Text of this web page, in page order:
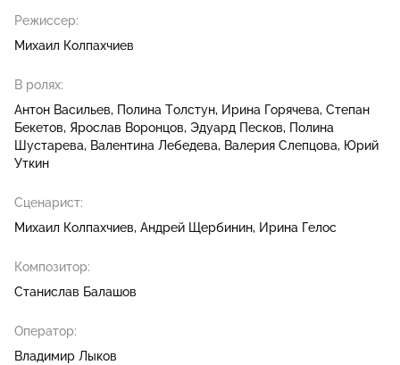
Режиссер:
Михаил Колпахчиев
В ролях:
Антон Васильев
Полина Толстун Ирина Горячева Степан
Бекетов Ярослав Воронцов Эдуард Песков
Полина
Шустарева Валентина Лебедева Валерия Слепцова Юрий
Уткин
Сценарист:
Михаил Колпахчиев Андрей Щербинин Ирина Гелос
Композитор:
Станислав Балашов
Оператор:
Владимир Лыков